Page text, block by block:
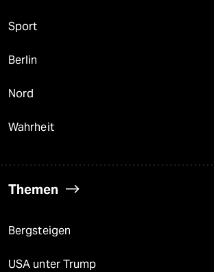
Sport
Berlin
Nord
Wahrheit
Themen
Bergsteigen
USA unter Trump